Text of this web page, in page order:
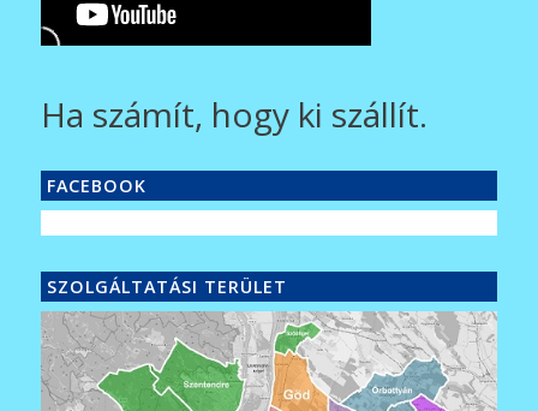
Ha számít, hogy ki szállít.
FACEBOOK
SZOLGÁLTATÁSI TERÜLET